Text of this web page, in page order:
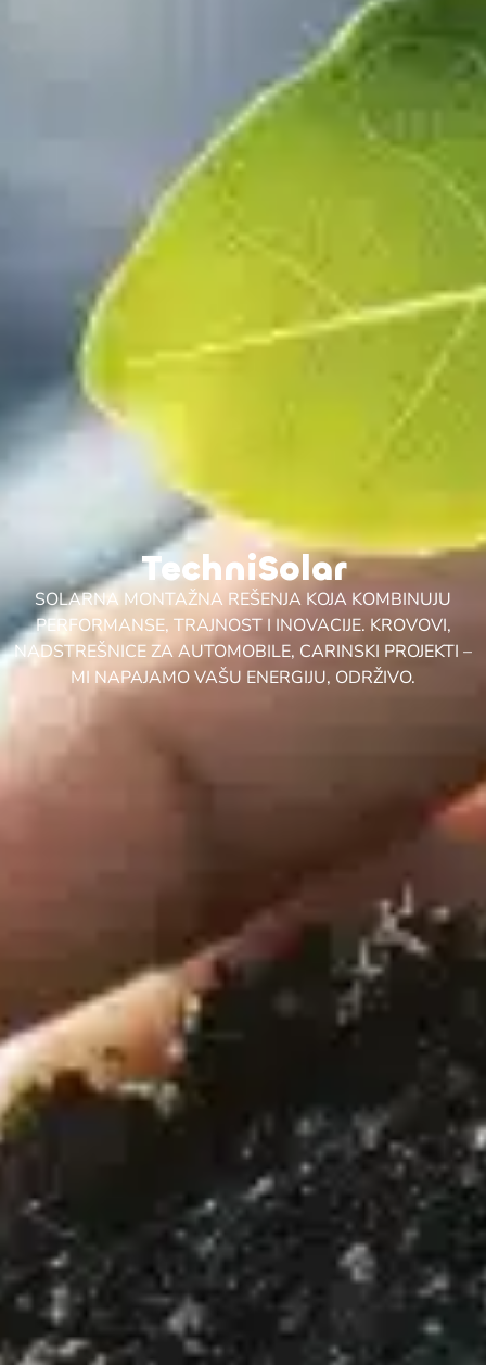
TechniSolar
SOLARNA MONTAŽNA REŠENJA KOJA KOMBINUJU
PERFORMANSE, TRAJNOST I INOVACIJE. KROVOVI,
NADSTREŠNICE ZA AUTOMOBILE, CARINSKI PROJEKTI –
MI NAPAJAMO VAŠU ENERGIJU, ODRŽIVO.